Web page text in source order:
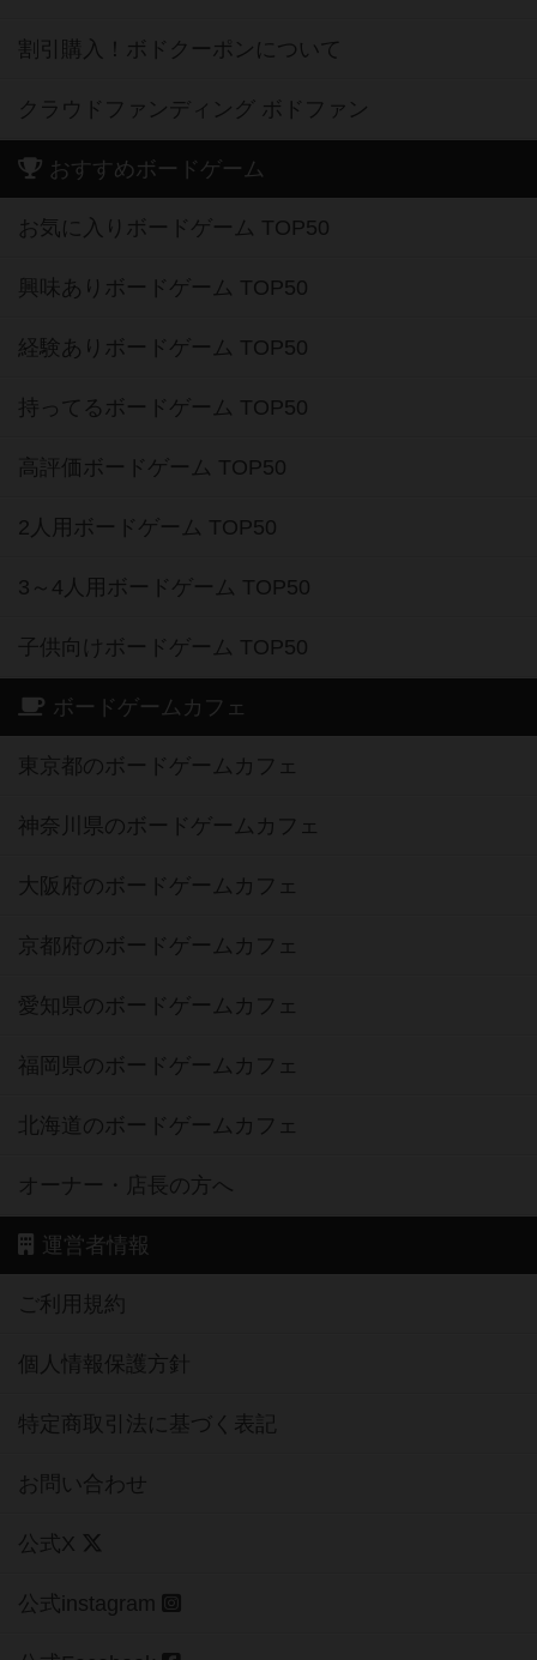
割引購入！ボドクーポンについて
クラウドファンディング ボドファン
おすすめボードゲーム
お気に入りボードゲーム TOP50
興味ありボードゲーム TOP50
経験ありボードゲーム TOP50
持ってるボードゲーム TOP50
高評価ボードゲーム TOP50
2人用ボードゲーム TOP50
3～4人用ボードゲーム TOP50
子供向けボードゲーム TOP50
ボードゲームカフェ
東京都のボードゲームカフェ
神奈川県のボードゲームカフェ
大阪府のボードゲームカフェ
京都府のボードゲームカフェ
愛知県のボードゲームカフェ
福岡県のボードゲームカフェ
北海道のボードゲームカフェ
オーナー・店長の方へ
運営者情報
ご利用規約
個人情報保護方針
特定商取引法に基づく表記
お問い合わせ
公式X
公式instagram